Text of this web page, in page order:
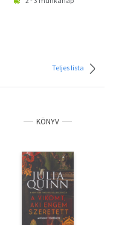
Teljes lista
KÖNYV